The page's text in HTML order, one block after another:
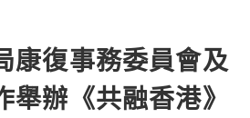
康復事務委員會及
舉辦《共融香港》